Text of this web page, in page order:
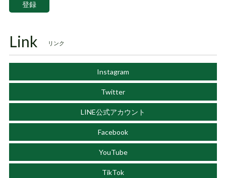
登録
Link リンク
Instagram
Twitter
LINE公式アカウント
Facebook
YouTube
TikTok